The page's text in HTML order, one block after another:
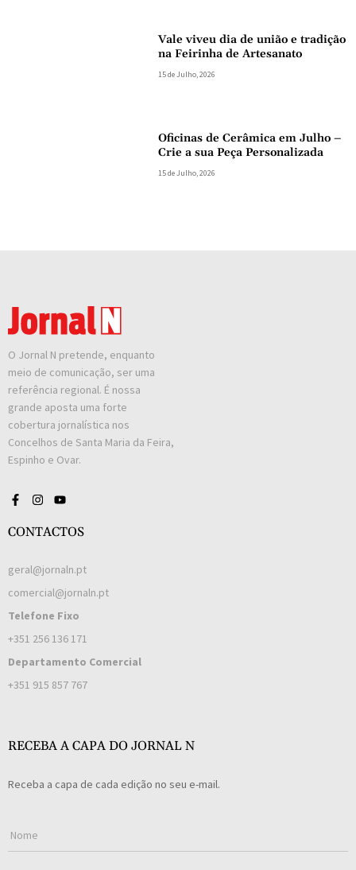
Vale viveu dia de união e tradição
na Feirinha de Artesanato
15 de Julho, 2026
Oficinas de Cerâmica em Julho –
Crie a sua Peça Personalizada
15 de Julho, 2026
O Jornal N pretende, enquanto
meio de comunicação, ser uma
referência regional. É nossa
grande aposta uma forte
cobertura jornalística nos
Concelhos de Santa Maria da Feira,
Espinho e Ovar.
CONTACTOS
geral@jornaln.pt
comercial@jornaln.pt
Telefone Fixo
+351 256 136 171
Departamento Comercial
+351 915 857 767
RECEBA A CAPA DO JORNAL N
Receba a capa de cada edição no seu e-mail.